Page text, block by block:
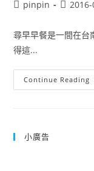
Postpinpin
Post
尋早早餐是一間在台
得這...
Continue Reading
小廣告